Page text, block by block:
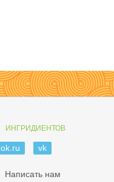
ИНГРИДИЕНТОВ
ok.ru vk
Написать нам